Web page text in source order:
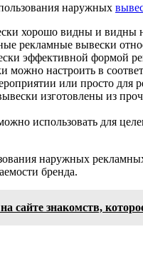
наружных
хорошо видны и видны
рекламные вывески
эффективной формой
настроить в
или просто для
изготовлены из
использовать для
наружных
бренда.
сайте знакомств,